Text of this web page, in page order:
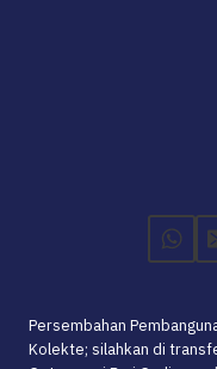
Persembahan
Kolekte; silahkan di